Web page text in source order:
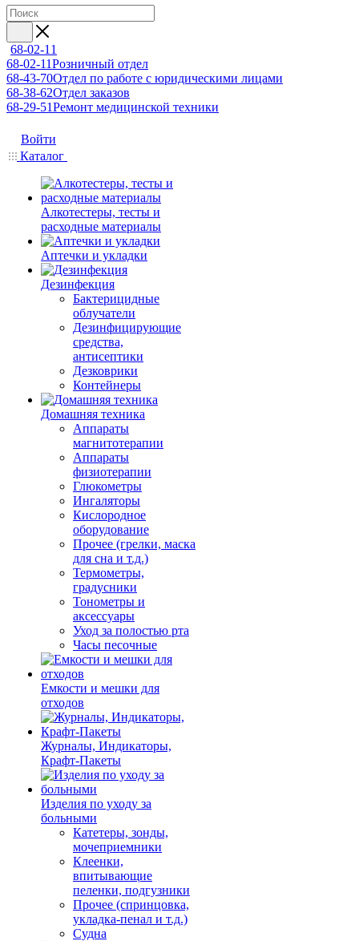
68-02-11
68-02-11Розничный отдел
68-43-70Отдел по работе с юридическими лицами
68-38-62Отдел заказов
68-29-51Ремонт медицинской техники
Войти
Каталог
Алкотестеры, тесты и
расходные материалы
Аптечки и укладки
Дезинфекция
Бактерицидные
облучатели
Дезинфицирующие
средства,
антисептики
Дезковрики
Контейнеры
Домашняя техника
Аппараты
магнитотерапии
Аппараты
физиотерапии
Глюкометры
Ингаляторы
Кислородное
оборудование
Прочее (грелки, маска
для сна и т.д.)
Термометры,
градусники
Тонометры и
аксессуары
Уход за полостью рта
Часы песочные
Емкости и мешки для
отходов
Журналы, Индикаторы,
Крафт-Пакеты
Изделия по уходу за
больными
Катетеры, зонды,
мочеприемники
Клеенки,
впитывающие
пеленки, подгузники
Прочее (спринцовка,
укладка-пенал и т.д.)
Судна